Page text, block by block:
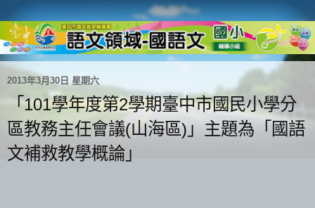
2013年3月30日 星期六
「101學年度第2學期臺中市國民小學分
區教務主任會議(山海區)」主題為「國語
文補救教學概論」